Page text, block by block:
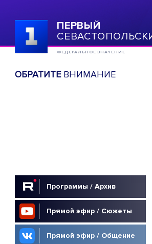
ПЕРВЫЙ
ФЕДЕРАЛЬНОЕ ЗНАЧЕНИЕ
ОБРАТИТЕВНИМАНИЕ
Программы / Архив
Прямой эфир / Сюжеты
Прямой эфир / Общение